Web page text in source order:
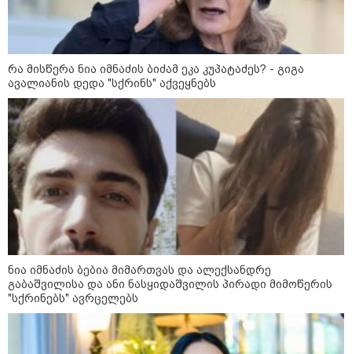
მორიგი თავდასხმა Wildberries-
ის საწყობზე - დრონებით
თავდასხმის შემდეგ, ტულას
ოლქში მდებარე საწყობში
ხანძარია
09:12 / 05-08-2026
14 გარდაცვლილი, 22
დაშავებული, მასშტაბური
ხანძარი - რუსეთმა კიევზე
იერიში ბალისტიკური
რაკეტებით მიიტანა
14:13 / 04-08-2026
მორიგი თავდასხმა რუსეთში,
ნავთობგადამამუშავებელ
ქარხანაზე - რა დეტალებია
ცნობილი
კატეგორიის ყველა სიახლე
რა მისწერა ნია იმნაძის ბიძამ ეკა კუპატაძეს? - გიგა
ავალიანის დედა "სქრინს" აქვეყნებს
ნია იმნაძის ბებია მიმართვას და ალექსანდრე
გაბაშვილისა და ანი ნასყიდაშვილის პირადი მიმოწერის
"სქრინებს" ავრცელებს